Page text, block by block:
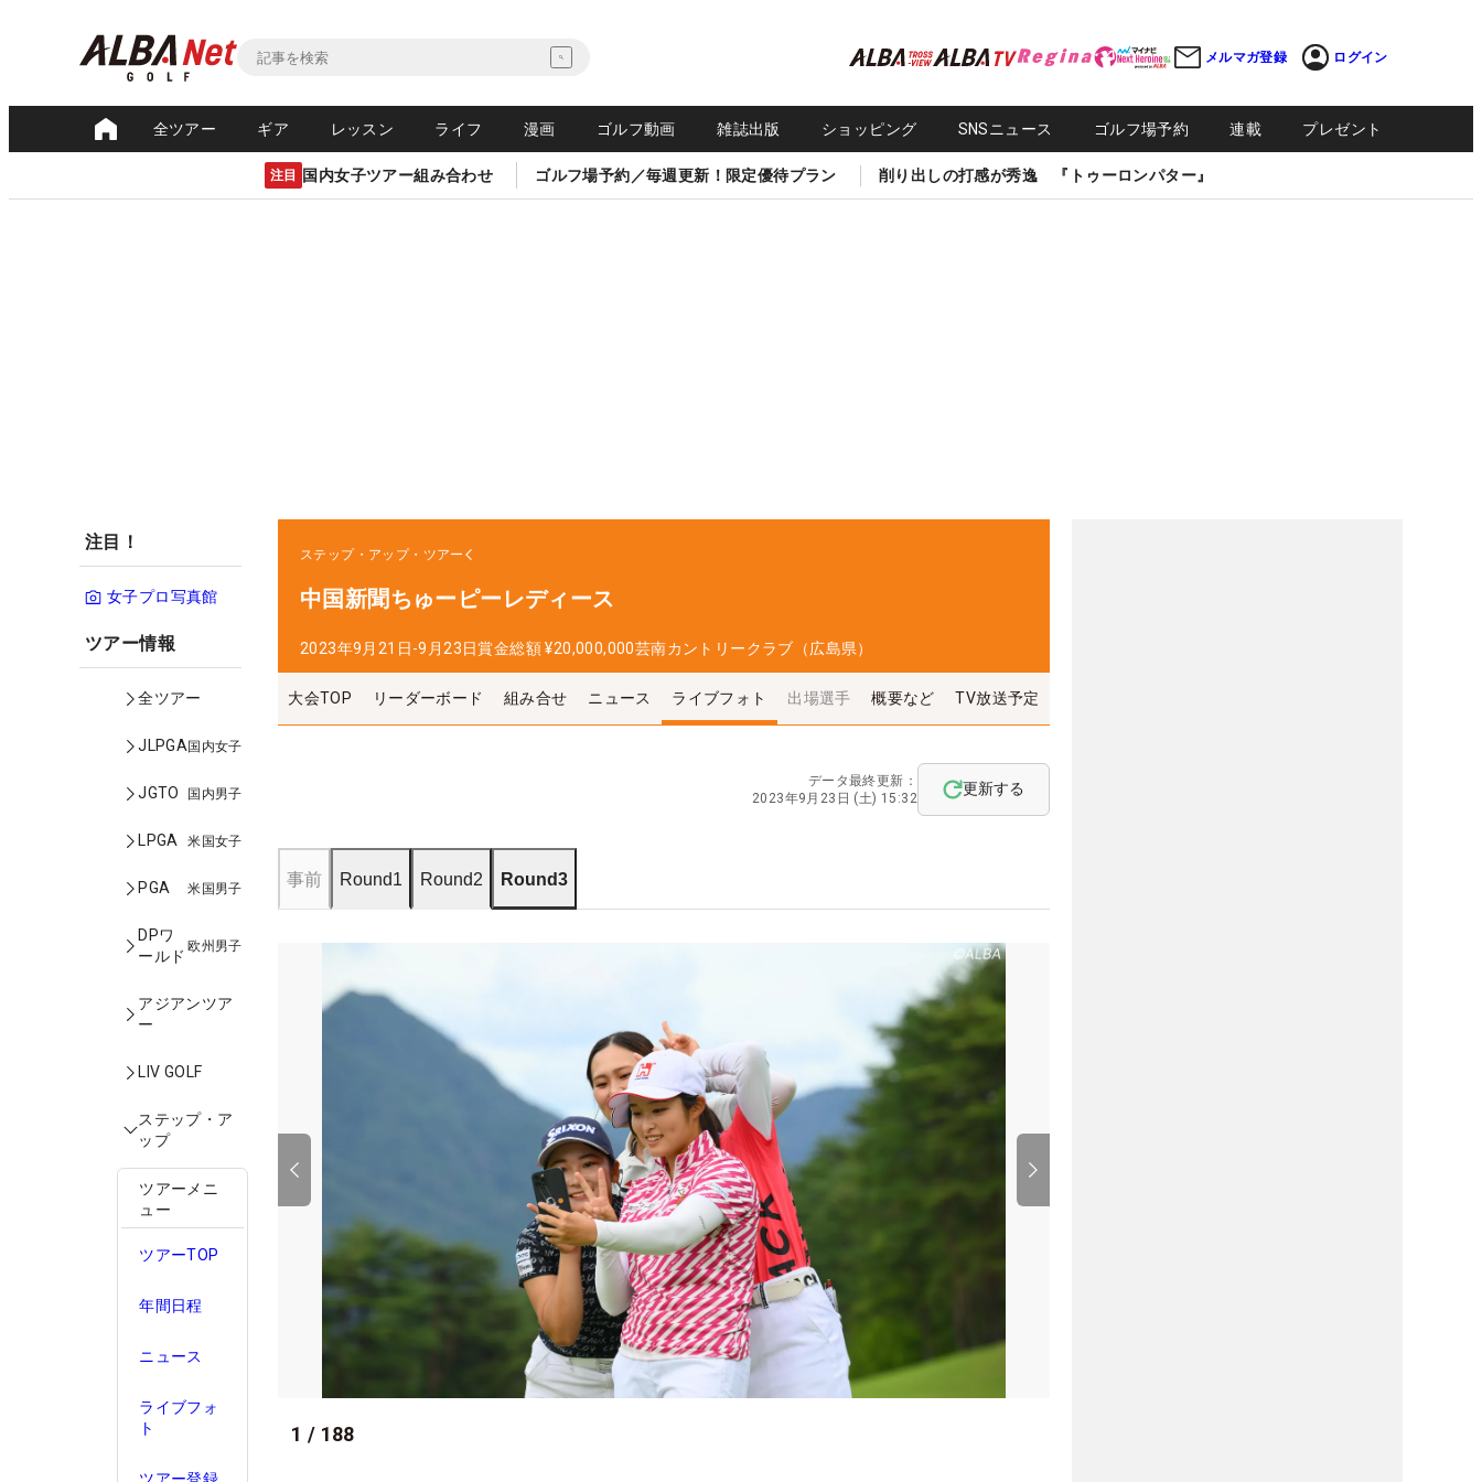
メルマガ登録 ログイン
全ツアー ギア レッスン ライフ 漫画 ゴルフ動画 雑誌出版 ショッピング SNSニュース ゴルフ場予約 連載 プレゼント
注目 国内女子ツアー組み合わせ ゴルフ場予約／毎週更新！限定優待プラン 削り出しの打感が秀逸 『トゥーロンパター』
注目！
女子プロ写真館
ツアー情報
全ツアー
JLPGA国内女子
JGTO 国内男子
LPGA 米国女子
PGA 米国男子
DPワ
ールド
欧州男子
アジアンツア
ー
LIV GOLF
ステップ・ア
ップ
ツアーメニ
ュー
ツアーTOP
年間日程
ニュース
ライブフォ
ト
ステップ・アップ・ツアー
中国新聞ちゅーピーレディース
2023年9月21日-9月23日賞金総額 ¥20,000,000芸南カントリークラブ（広島県）
大会TOP リーダーボード 組み合せ ニュース ライブフォト 出場選手 概要など TV放送予定
データ最終更新：
2023年9月23日 (土) 15:32
更新する
事前 Round1 Round2 Round3
1 / 188